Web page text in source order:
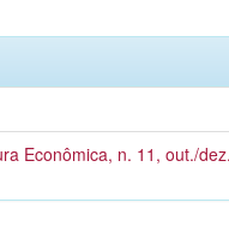
Econômica, n. 11, out./